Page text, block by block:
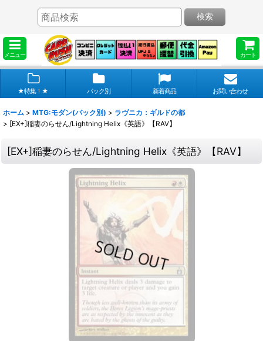
メニュー カート
検索
★特集！★ パック別 新着商品 お問い合わせ
ホーム > MTG:モダン(パック別) > ラヴニカ：ギルドの都
> [EX+]稲妻のらせん/Lightning Helix《英語》【RAV】
[EX+]稲妻のらせん/Lightning Helix《英語》【RAV】